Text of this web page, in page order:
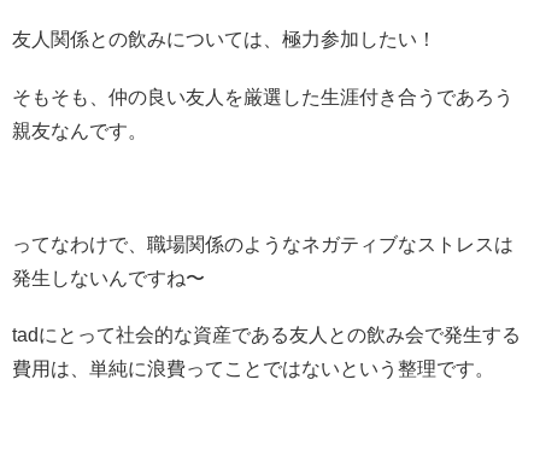
友人関係との飲みについては、極力参加したい！
そもそも、仲の良い友人を厳選した生涯付き合うであろう
親友なんです。
ってなわけで、職場関係のようなネガティブなストレスは
発生しないんですね〜
tadにとって社会的な資産である友人との飲み会で発生する
費用は、単純に浪費ってことではないという整理です。